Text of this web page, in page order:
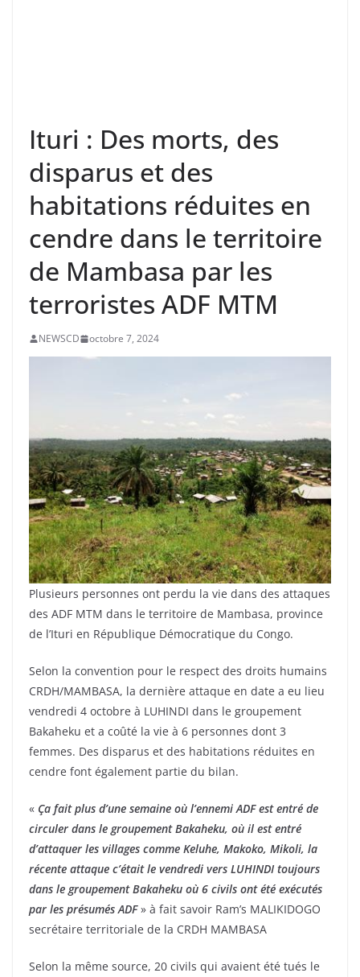
Ituri : Des morts, des
disparus et des
habitations réduites en
cendre dans le territoire
de Mambasa par les
terroristes ADF MTM
NEWSCD octobre 7, 2024
Plusieurs personnes ont perdu la vie dans des attaques
des ADF MTM dans le territoire de Mambasa, province
de l’Ituri en République Démocratique du Congo.
Selon la convention pour le respect des droits humains
CRDH/MAMBASA, la dernière attaque en date a eu lieu
vendredi 4 octobre à LUHINDI dans le groupement
Bakaheku et a coûté la vie à 6 personnes dont 3
femmes. Des disparus et des habitations réduites en
cendre font également partie du bilan.
« Ça fait plus d’une semaine où l’ennemi ADF est entré de
circuler dans le groupement Bakaheku, où il est entré
d’attaquer les villages comme Keluhe, Makoko, Mikoli, la
récente attaque c’était le vendredi vers LUHINDI toujours
dans le groupement Bakaheku où 6 civils ont été exécutés
par les présumés ADF» à fait savoir Ram’s MALIKIDOGO
secrétaire territoriale de la CRDH MAMBASA
Selon la même source, 20 civils qui avaient été tués le